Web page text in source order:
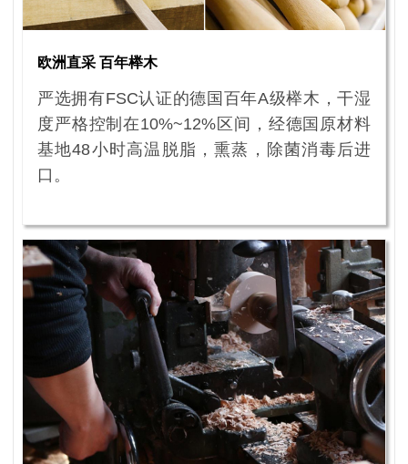
欧洲直采 百年榉木
严选拥有FSC认证的德国百年A级榉木，干湿
度严格控制在10%~12%区间，经德国原材料
基地48小时高温脱脂，熏蒸，除菌消毒后进
口。